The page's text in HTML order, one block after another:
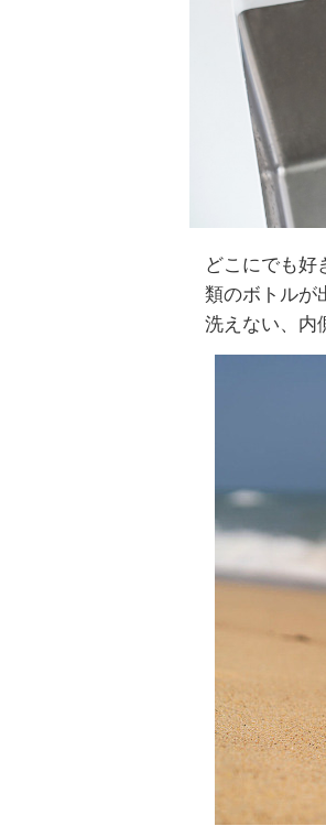
どこにでも好
類のボトルが
洗えない、内